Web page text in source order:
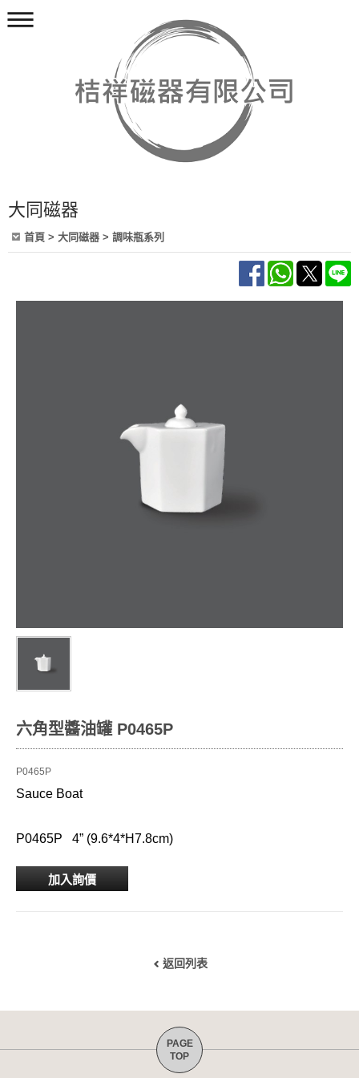
大同磁器
首頁 > 大同磁器 > 調味瓶系列
六角型醬油罐 P0465P
P0465P
Sauce Boat
P0465P 4” (9.6*4*H7.8cm)
加入詢價
返回列表